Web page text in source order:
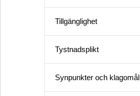
Tillgänglighet
Tystnadsplikt
Synpunkter och klagomål